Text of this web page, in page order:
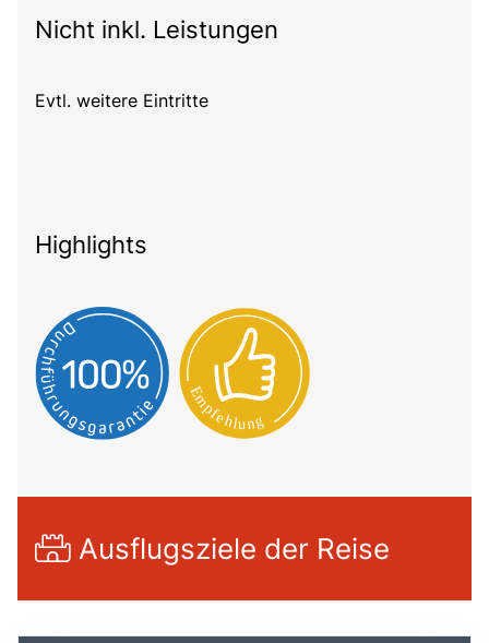
Nicht inkl. Leistungen
Evtl. weitere Eintritte
Highlights
Ausflugsziele der Reise